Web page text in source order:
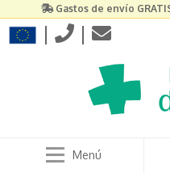
Gastos de envío
| |
Menú